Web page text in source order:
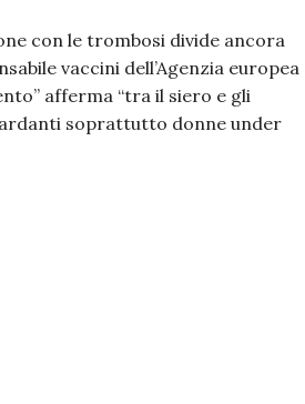
con le trombosi divide ancora
vaccini dell’Agenzia europea
afferma “tra il siero e gli
soprattutto donne under